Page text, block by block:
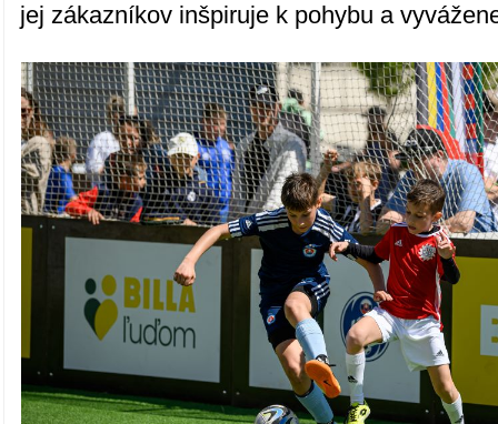
jej zákazníkov inšpiruje k pohybu a